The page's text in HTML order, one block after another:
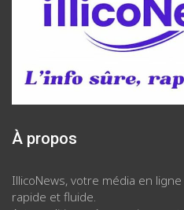
À propos
IllicoNews, votre média en
rapide et fluide.